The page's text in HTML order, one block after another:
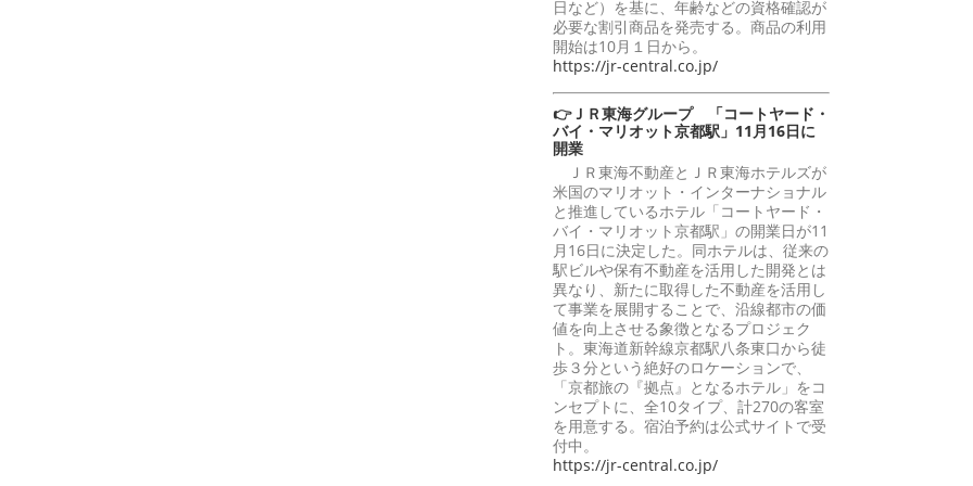
日など）を基に、年齢などの資格確認が
必要な割引商品を発売する。商品の利用
開始は10月１日から。
https://jr-central.co.jp/
👉ＪＲ東海グループ 「コートヤード・
バイ・マリオット京都駅」11月16日に
開業
ＪＲ東海不動産とＪＲ東海ホテルズが
米国のマリオット・インターナショナル
と推進しているホテル「コートヤード・
バイ・マリオット京都駅」の開業日が11
月16日に決定した。同ホテルは、従来の
駅ビルや保有不動産を活用した開発とは
異なり、新たに取得した不動産を活用し
て事業を展開することで、沿線都市の価
値を向上させる象徴となるプロジェク
ト。東海道新幹線京都駅八条東口から徒
歩３分という絶好のロケーションで、
「京都旅の『拠点』となるホテル」をコ
ンセプトに、全10タイプ、計270の客室
を用意する。宿泊予約は公式サイトで受
付中。
https://jr-central.co.jp/